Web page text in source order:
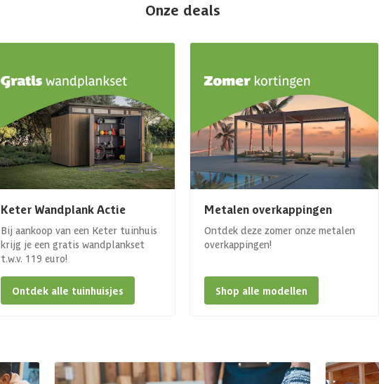
Onze deals
Keter Wandplank Actie
Bij aankoop van een Keter tuinhuis
krijg je een gratis wandplankset
t.w.v. 119 euro!
Ontdek alle tuinhuisjes
Metalen overkappingen
Ontdek deze zomer onze metalen
overkappingen!
Shop alle modellen